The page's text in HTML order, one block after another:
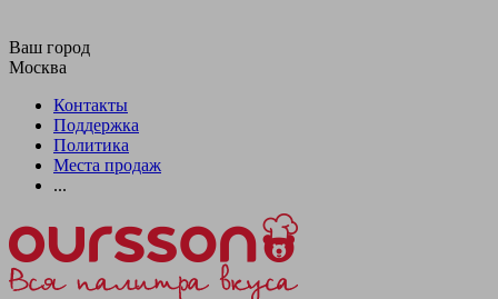
Ваш город
Москва
Контакты
Поддержка
Политика
Места продаж
...